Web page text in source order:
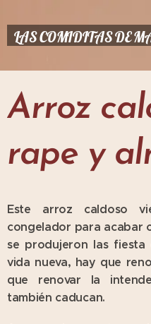
LAS COMIDITAS DE
Arroz
rape y
Este arroz caldoso
congelador para acabar
se produjeron las fiesta
vida nueva, hay que
que renovar la
también caducan.